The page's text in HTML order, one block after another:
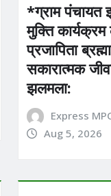
*ग्राम पंचायत
मुक्ति
प्रजापिता
सकारात्मक
झलमला:
Express
Aug 5, 2026